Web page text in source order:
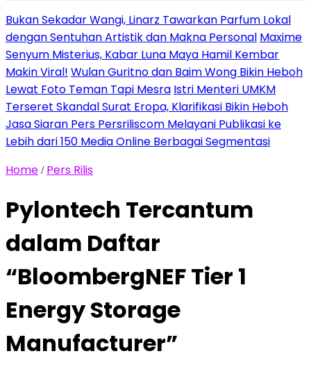
Bukan Sekadar Wangi, Linarz Tawarkan Parfum Lokal
dengan Sentuhan Artistik dan Makna Personal Maxime
Senyum Misterius, Kabar Luna Maya Hamil Kembar
Makin Viral! Wulan Guritno dan Baim Wong Bikin Heboh
Lewat Foto Teman Tapi Mesra Istri Menteri UMKM
Terseret Skandal Surat Eropa, Klarifikasi Bikin Heboh
Jasa Siaran Pers Persriliscom Melayani Publikasi ke
Lebih dari 150 Media Online Berbagai Segmentasi
Home / Pers Rilis
Pylontech Tercantum
dalam Daftar
“BloombergNEF Tier 1
Energy Storage
Manufacturer”